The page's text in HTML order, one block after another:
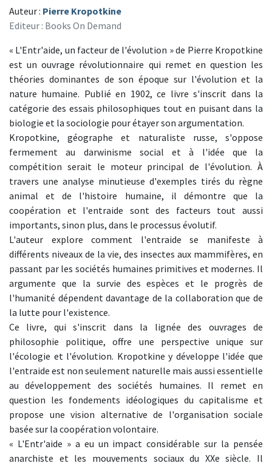
Auteur : Pierre Kropotkine
Editeur : Books On Demand
« L'Entr'aide, un facteur de l'évolution » de Pierre Kropotkine
est un ouvrage révolutionnaire qui remet en question les
théories dominantes de son époque sur l'évolution et la
nature humaine. Publié en 1902, ce livre s'inscrit dans la
catégorie des essais philosophiques tout en puisant dans la
biologie et la sociologie pour étayer son argumentation.
Kropotkine, géographe et naturaliste russe, s'oppose
fermement au darwinisme social et à l'idée que la
compétition serait le moteur principal de l'évolution. À
travers une analyse minutieuse d'exemples tirés du règne
animal et de l'histoire humaine, il démontre que la
coopération et l'entraide sont des facteurs tout aussi
importants, sinon plus, dans le processus évolutif.
L'auteur explore comment l'entraide se manifeste à
différents niveaux de la vie, des insectes aux mammifères, en
passant par les sociétés humaines primitives et modernes. Il
argumente que la survie des espèces et le progrès de
l'humanité dépendent davantage de la collaboration que de
la lutte pour l'existence.
Ce livre, qui s'inscrit dans la lignée des ouvrages de
philosophie politique, offre une perspective unique sur
l'écologie et l'évolution. Kropotkine y développe l'idée que
l'entraide est non seulement naturelle mais aussi essentielle
au développement des sociétés humaines. Il remet en
question les fondements idéologiques du capitalisme et
propose une vision alternative de l'organisation sociale
basée sur la coopération volontaire.
« L'Entr'aide » a eu un impact considérable sur la pensée
anarchiste et les mouvements sociaux du XXe siècle. Il